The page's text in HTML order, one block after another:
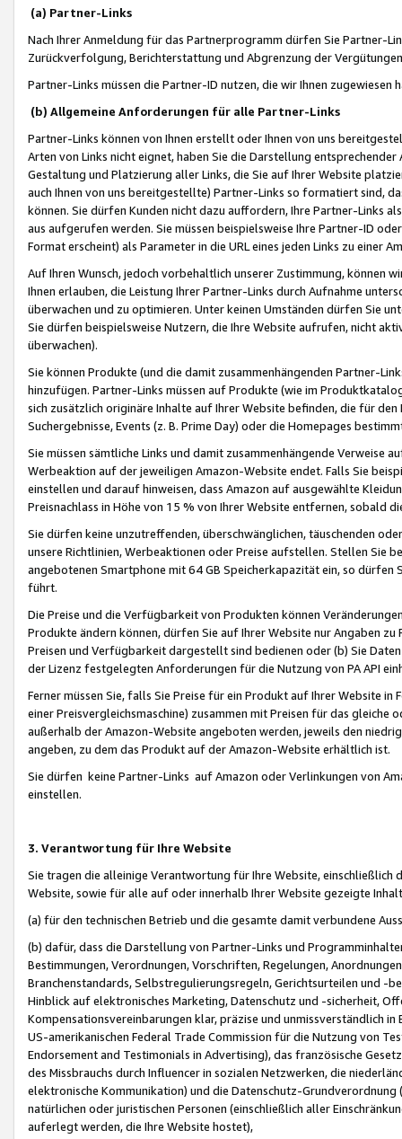
(a) Partner-Links
Nach Ihrer Anmeldung für das Partnerprogramm dürfen Sie Partner-
Zurückverfolgung, Berichterstattung und Abgrenzung der
Partner-Links müssen die Partner-ID nutzen, die wir Ihnen zugewiesen
(b) Allgemeine Anforderungen für alle Partner-Links
Partner-Links können von Ihnen erstellt oder Ihnen von uns
Arten von Links nicht eignet, haben Sie die Darstellung
Gestaltung und Platzierung aller Links, die Sie auf Ihrer Website
auch Ihnen von uns bereitgestellte) Partner-Links so formatiert sind,
können. Sie dürfen Kunden nicht dazu auffordern, Ihre Partner-Links
aus aufgerufen werden. Sie müssen beispielsweise Ihre Partner-ID
Format erscheint) als Parameter in die URL eines jeden Links zu einer
Auf Ihren Wunsch, jedoch vorbehaltlich unserer Zustimmung, können
Ihnen erlauben, die Leistung Ihrer Partner-Links durch Aufnahme
überwachen und zu optimieren. Unter keinen Umständen dürfen Sie
Sie dürfen beispielsweise Nutzern, die Ihre Website aufrufen, nicht
überwachen).
Sie können Produkte (und die damit zusammenhängenden Partner-
hinzufügen. Partner-Links müssen auf Produkte (wie im
sich zusätzlich originäre Inhalte auf Ihrer Website befinden, die für
Suchergebnisse, Events (z. B. Prime Day) oder die Homepages
Sie müssen sämtliche Links und damit zusammenhängende
Werbeaktion auf der jeweiligen Amazon-Website endet. Falls Sie
einstellen und darauf hinweisen, dass Amazon auf ausgewählte
Preisnachlass in Höhe von 15 % von Ihrer Website entfernen, sobald
Sie dürfen keine unzutreffenden, überschwänglichen, täuschenden
unsere Richtlinien, Werbeaktionen oder Preise aufstellen. Stellen Sie
angebotenen Smartphone mit 64 GB Speicherkapazität ein, so dürfen
führt.
Die Preise und die Verfügbarkeit von Produkten können
Produkte ändern können, dürfen Sie auf Ihrer Website nur Angaben
Preisen und Verfügbarkeit dargestellt sind bedienen oder (b) Sie
der Lizenz festgelegten Anforderungen für die Nutzung von PA API
Ferner müssen Sie, falls Sie Preise für ein Produkt auf Ihrer Website
einer Preisvergleichsmaschine) zusammen mit Preisen für das
außerhalb der Amazon-Website angeboten werden, jeweils den
angeben, zu dem das Produkt auf der Amazon-Website erhältlich ist.
Sie dürfen keine Partner-Links auf Amazon oder Verlinkungen von
einstellen.
3. Verantwortung für Ihre Website
Sie tragen die alleinige Verantwortung für Ihre Website,
Website, sowie für alle auf oder innerhalb Ihrer Website gezeigte
(a) für den technischen Betrieb und die gesamte damit verbundene
(b) dafür, dass die Darstellung von Partner-Links und
Bestimmungen, Verordnungen, Vorschriften, Regelungen,
Branchenstandards, Selbstregulierungsregeln, Gerichtsurteilen und -
Hinblick auf elektronisches Marketing, Datenschutz und -sicherheit,
Kompensationsvereinbarungen klar, präzise und unmissverständlich
US-amerikanischen Federal Trade Commission für die Nutzung von
Endorsement and Testimonials in Advertising), das französische
des Missbrauchs durch Influencer in sozialen Netzwerken, die
elektronische Kommunikation) und die Datenschutz-
natürlichen oder juristischen Personen (einschließlich aller
auferlegt werden, die Ihre Website hostet),